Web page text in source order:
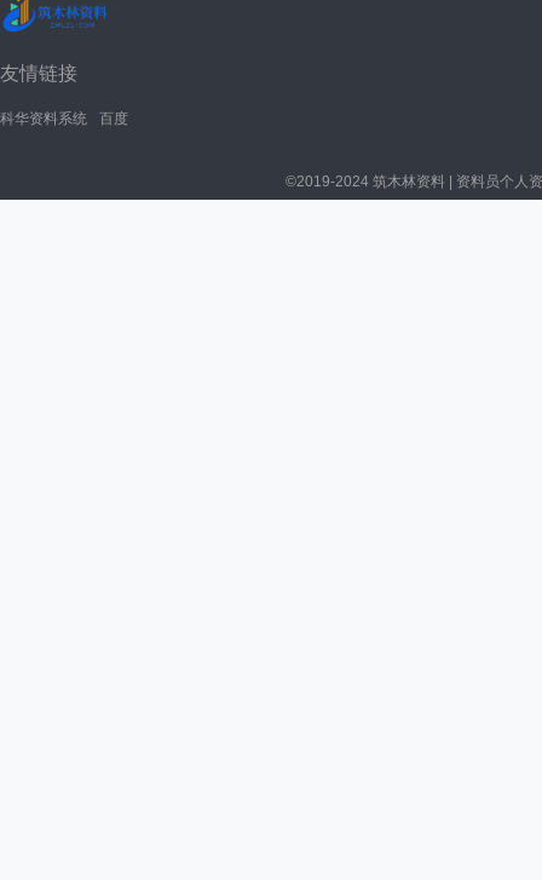
友情链接
科华资料系统 百度
©2019-2024 筑木林资料 | 资料员个人